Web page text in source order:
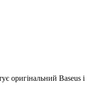
оригінальний Baseus і